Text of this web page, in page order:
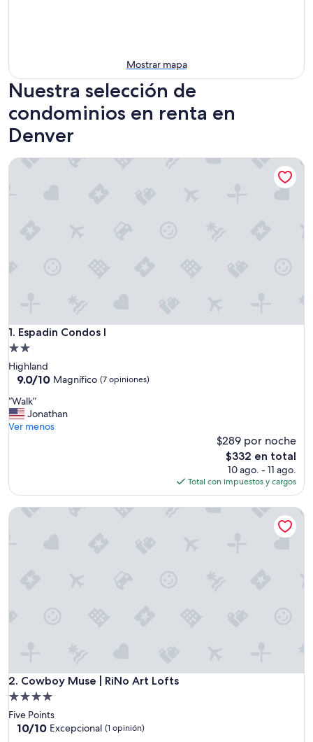
Mostrar mapa
Nuestra selección de
condominios en renta en
Denver
1. Espadin Condos I
Espadin Condos I
Propiedad
de
2.0
Highland
9.0
10,
Magnífico,
(7
9.0/10 Magnífico (7 opiniones)
“
W
a
“Walk”
Jonathan
Ver menos
$289 por noche
El
precio
actual
es
de
$332 en total
10 ago. - 11 ago.
Total con impuestos y cargos
Espadin Condos I
2. Cowboy Muse | RiNo Art Lofts
Cowboy Muse | RiNo Art Lofts
Propiedad
de
4.0
Five Points
10.0
10/10 Excepcional (1 opinión)
Cowboy Muse | RiNo Art Lofts